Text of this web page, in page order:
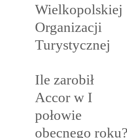
Wielkopolskiej
Organizacji
Turystycznej
Ile zarobił
Accor w I
połowie
obecnego